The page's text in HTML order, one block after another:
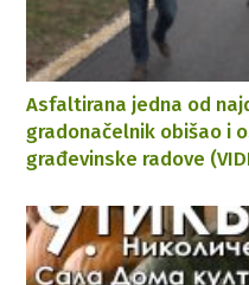
Asfaltirana jedna od
gradonačelnik obišao i
građevinske radove